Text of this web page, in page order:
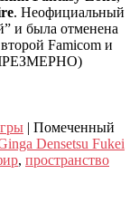
. Неофициальный
и была отменена
Famicom и
(ЧРЕЗМЕРНО)
| Помеченный
Densetsu Fukei
, пространство